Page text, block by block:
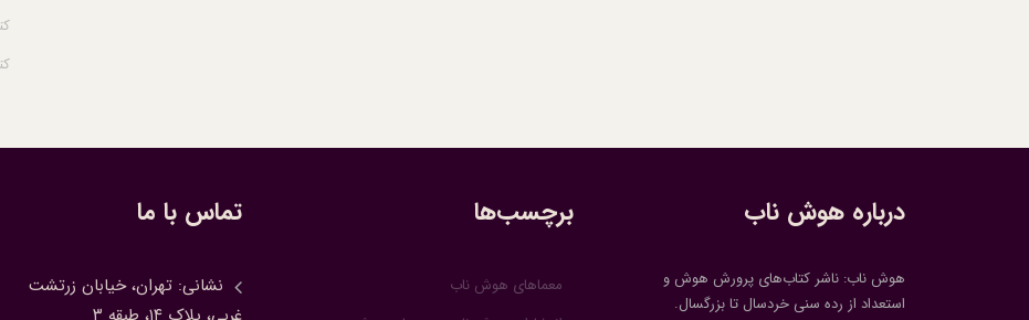
درباره هوش ناب
هوش ناب: ناشر کتاب‌های پرورش هوش و
استعداد از رده سنی خردسال تا بزرگسال.
برچسب‌ها
معماهای هوش ناب
تماس با ما
نشانی: تهران، خیابان زرتشت